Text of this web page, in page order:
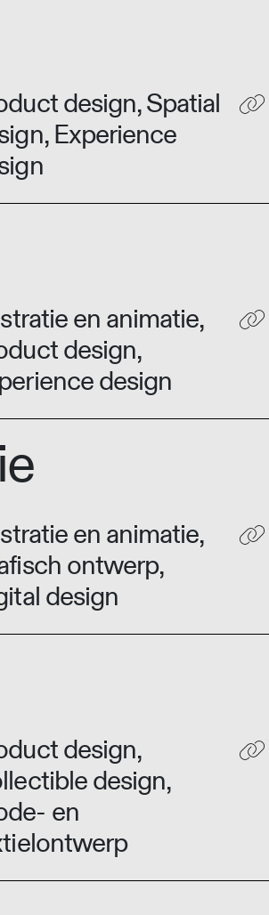
design, Spatial
Experience
en animatie,
design,
design
en animatie,
ontwerp,
design
design,
design,
en